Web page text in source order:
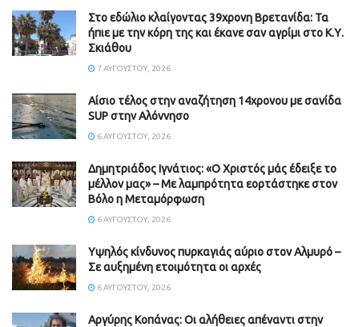
Στο εδώλιο κλαίγοντας 39χρονη Βρετανίδα: Τα
ήπιε με την κόρη της και έκανε σαν αγρίμι στο Κ.Υ.
Σκιάθου
7 ΑΥΓΟΎΣΤΟΥ, 2026
Αίσιο τέλος στην αναζήτηση 14χρονου με σανίδα
SUP στην Αλόννησο
6 ΑΥΓΟΎΣΤΟΥ, 2026
Δημητριάδος Ιγνάτιος: «Ο Χριστός μάς έδειξε το
μέλλον μας» – Με λαμπρότητα εορτάστηκε στον
Βόλο η Μεταμόρφωση
6 ΑΥΓΟΎΣΤΟΥ, 2026
Υψηλός κίνδυνος πυρκαγιάς αύριο στον Αλμυρό –
Σε αυξημένη ετοιμότητα οι αρχές
6 ΑΥΓΟΎΣΤΟΥ, 2026
Aργύρης Κοπάνας: Οι αλήθειες απέναντι στην